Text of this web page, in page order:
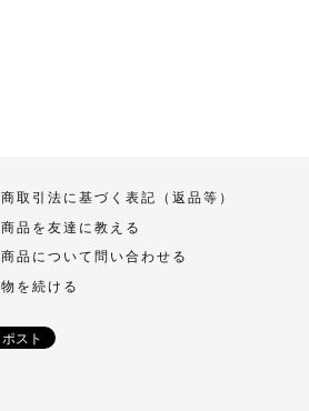
取引法に基づく表記（返品等）
商品を友達に教える
商品について問い合わせる
を続ける